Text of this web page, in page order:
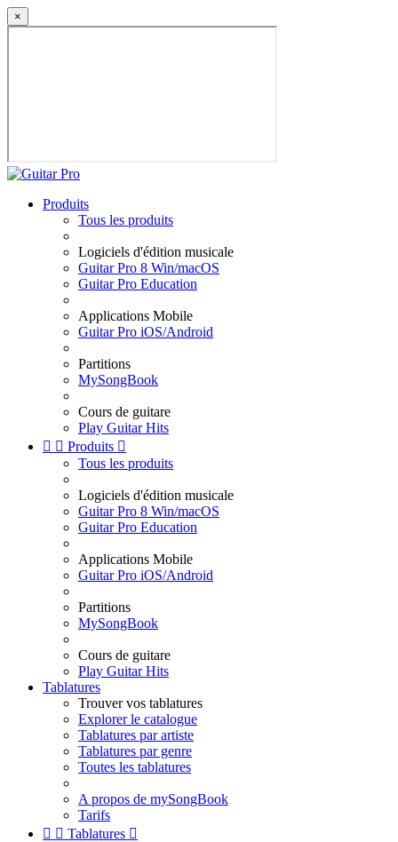
×
Produits
Tous les produits
Logiciels d'édition musicale
Guitar Pro 8 Win/macOS
Guitar Pro Education
Applications Mobile
Guitar Pro iOS/Android
Partitions
MySongBook
Cours de guitare
Play Guitar Hits
  Produits 
Tous les produits
Logiciels d'édition musicale
Guitar Pro 8 Win/macOS
Guitar Pro Education
Applications Mobile
Guitar Pro iOS/Android
Partitions
MySongBook
Cours de guitare
Play Guitar Hits
Tablatures
Trouver vos tablatures
Explorer le catalogue
Tablatures par artiste
Tablatures par genre
Toutes les tablatures
A propos de mySongBook
Tarifs
  Tablatures 